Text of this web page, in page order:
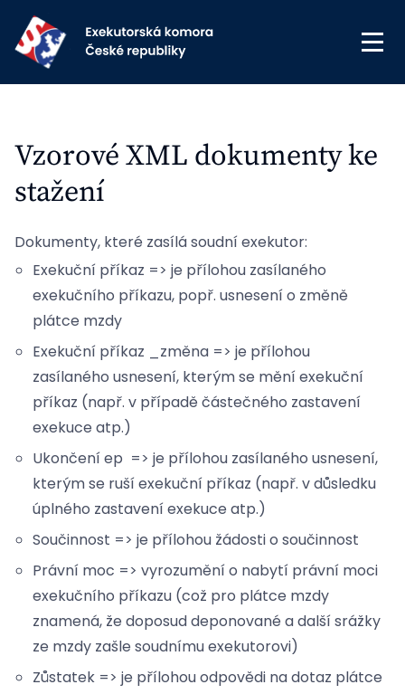
Vzorové XML dokumenty ke
stažení
Dokumenty, které zasílá soudní exekutor:
Exekuční příkaz => je přílohou zasílaného
exekučního příkazu, popř. usnesení o změně
plátce mzdy
Exekuční příkaz _změna => je přílohou
zasílaného usnesení, kterým se mění exekuční
příkaz (např. v případě částečného zastavení
exekuce atp.)
Ukončení ep => je přílohou zasílaného usnesení,
kterým se ruší exekuční příkaz (např. v důsledku
úplného zastavení exekuce atp.)
Součinnost => je přílohou žádosti o součinnost
Právní moc => vyrozumění o nabytí právní moci
exekučního příkazu (což pro plátce mzdy
znamená, že doposud deponované a další srážky
ze mzdy zašle soudnímu exekutorovi)
Zůstatek => je přílohou odpovědi na dotaz plátce